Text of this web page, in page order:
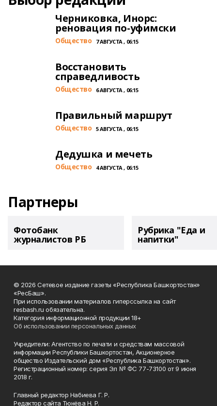
Черниковка, Инорс:
реновация по-уфимски
Общество 7 АВГУСТА , 06:15
Восстановить
справедливость
Общество 6 АВГУСТА , 06:15
Правильный маршрут
Общество 5 АВГУСТА , 06:15
Дедушка и мечеть
Общество 4 АВГУСТА , 06:15
Партнеры
Фотобанк
журналистов РБ
Рубрика "Еда и
напитки"
© 2026 Сетевое издание газеты «Республика Башкортостан»
«РесБаш».
При использовании материалов гиперссылка на сайт
resbash.ru обязательна.
Категория информационной продукции 18+
Об использовании персональных данных
Учредители: Агентство по печати и средствам массовой
информации Республики Башкортостан, Акционерное
общество Издательский дом «Республика Башкортостан».
Регистрационный номер: серия Эл № ФС 77-73100 от 9 июня
2018 г.
Главный редактор Набиева Г. Р.
Редактор сайта Тюнёва Н. Р.